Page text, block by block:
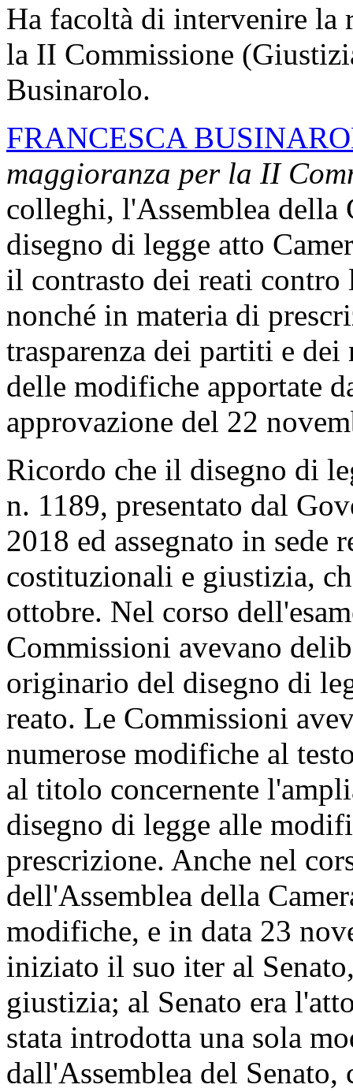
Ha facoltà di intervenire la
la II Commissione
Businarolo.
FRANCESCA
maggioranza per la II
colleghi, l'Assemblea della
disegno di legge atto
il contrasto dei reati
nonché in materia di
trasparenza dei partiti e
delle modifiche apportate
approvazione del 22
Ricordo che il disegno di
n. 1189, presentato dal
2018 ed assegnato in
costituzionali e giustizia,
ottobre. Nel corso
Commissioni avevano
originario del disegno di
reato. Le Commissioni
numerose modifiche al
al titolo concernente
disegno di legge alle
prescrizione. Anche nel
dell'Assemblea della
modifiche, e in data 23
iniziato il suo iter al
giustizia; al Senato era
stata introdotta una sola
dall'Assemblea del Senato,